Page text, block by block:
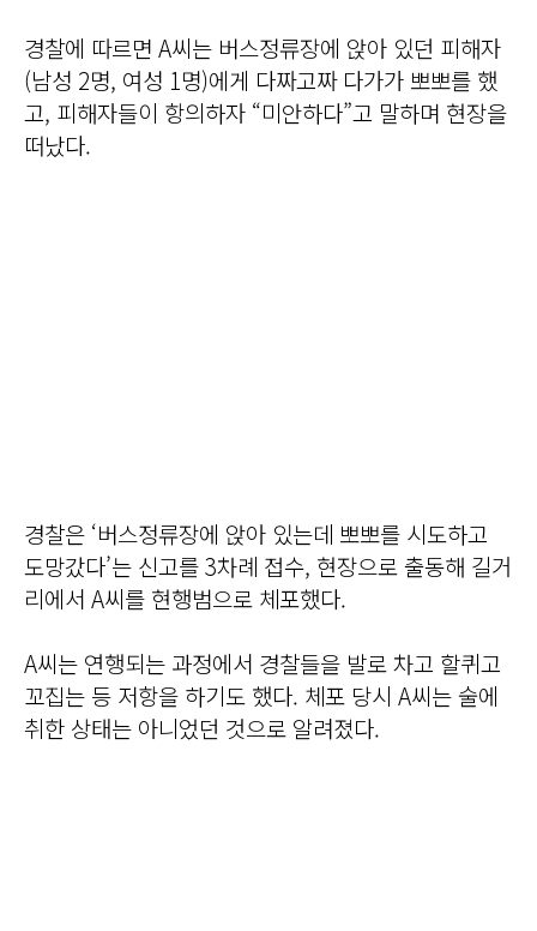
경찰에 따르면 A씨는 버스정류장에 앉아 있던 피해자
(남성 2명, 여성 1명)에게 다짜고짜 다가가 뽀뽀를 했
고, 피해자들이 항의하자 “미안하다”고 말하며 현장을
떠났다.
경찰은 ‘버스정류장에 앉아 있는데 뽀뽀를 시도하고
도망갔다’는 신고를 3차례 접수, 현장으로 출동해 길거
리에서 A씨를 현행범으로 체포했다.
A씨는 연행되는 과정에서 경찰들을 발로 차고 할퀴고
꼬집는 등 저항을 하기도 했다. 체포 당시 A씨는 술에
취한 상태는 아니었던 것으로 알려졌다.